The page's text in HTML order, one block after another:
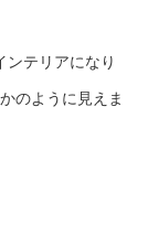
ンテリアになり
のように見えま